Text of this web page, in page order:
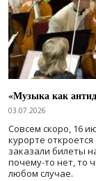
«Музыка как
03.07.2026
Совсем скоро, 16
курорте
заказали билеты
почему-то нет, то
любом случае.